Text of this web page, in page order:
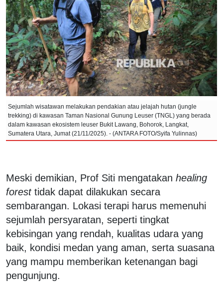
Sejumlah wisatawan melakukan pendakian atau jelajah hutan (jungle
trekking) di kawasan Taman Nasional Gunung Leuser (TNGL) yang berada
dalam kawasan ekosistem leuser Bukit Lawang, Bohorok, Langkat,
Sumatera Utara, Jumat (21/11/2025). - (ANTARA FOTO/Syifa Yulinnas)
Meski demikian, Prof Siti mengatakan healing
foresttidak dapat dilakukan secara
sembarangan. Lokasi terapi harus memenuhi
sejumlah persyaratan, seperti tingkat
kebisingan yang rendah, kualitas udara yang
baik, kondisi medan yang aman, serta suasana
yang mampu memberikan ketenangan bagi
pengunjung.